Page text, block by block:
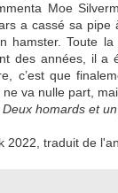
Moe
a cassé sa pipe
hamster. Toute
des années, il a
c’est que
va nulle part,
Deux homards et
2022, traduit de